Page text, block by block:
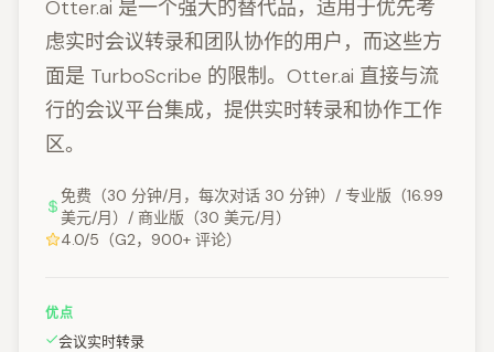
Otter.ai 是一个强大的替代品，适用于优先考
虑实时会议转录和团队协作的用户，而这些方
面是 TurboScribe 的限制。Otter.ai 直接与流
行的会议平台集成，提供实时转录和协作工作
区。
免费（30 分钟/月，每次对话 30 分钟）/ 专业版（16.99
美元/月）/ 商业版（30 美元/月）
4.0/5（G2，900+ 评论）
优点
会议实时转录